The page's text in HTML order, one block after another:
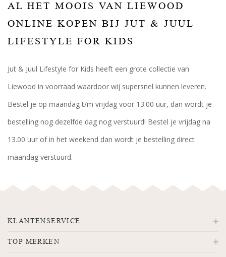
AL HET MOOIS VAN LIEWOOD
ONLINE KOPEN BIJ JUT & JUUL
LIFESTYLE FOR KIDS
Jut & Juul Lifestyle for Kids heeft een grote collectie van
Liewood in voorraad waardoor wij supersnel kunnen leveren.
Bestel je op maandag t/m vrijdag voor 13.00 uur, dan wordt je
bestelling nog dezelfde dag nog verstuurd! Bestel je vrijdag na
13.00 uur of in het weekend dan wordt je bestelling direct
maandag verstuurd.
KLANTENSERVICE
TOP MERKEN